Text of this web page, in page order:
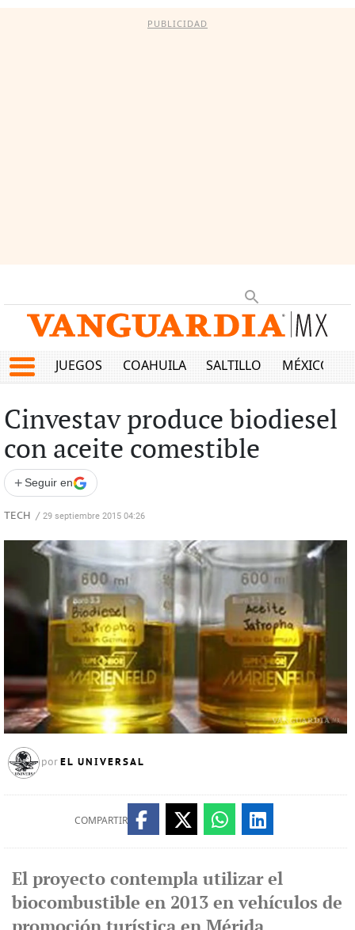
PUBLICIDAD
JUEGOS COAHUILA SALTILLO MÉXICO
Cinvestav produce biodiesel
con aceite comestible
+ Seguir en
TECH / 29 septiembre 2015 04:26
por EL UNIVERSAL
COMPARTIR
El proyecto contempla utilizar el
biocombustible en 2013 en vehículos de